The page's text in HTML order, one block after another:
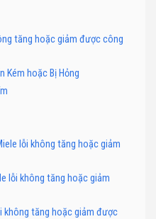
tăng hoặc giảm được công
Kém hoặc Bị Hỏng
lỗi không tăng hoặc giảm
lỗi không tăng hoặc giảm
không tăng hoặc giảm được